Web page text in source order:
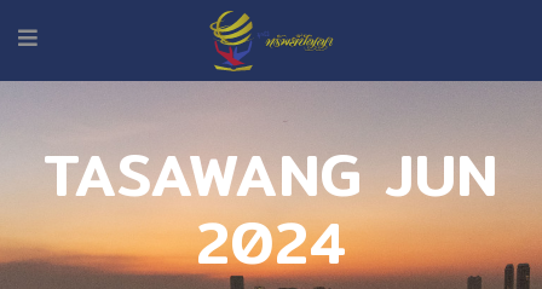
TASAWANG JUN
2024